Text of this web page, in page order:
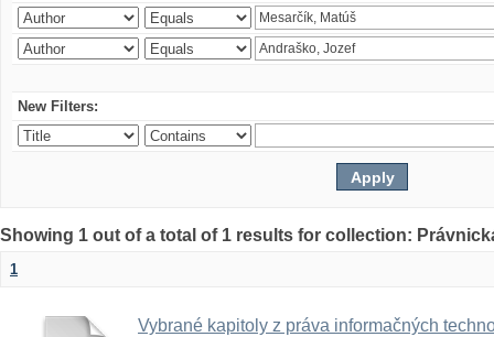
New Filters:
Showing 1 out of a total of 1 results for collection:
1
Vybrané kapitoly z práva informačných